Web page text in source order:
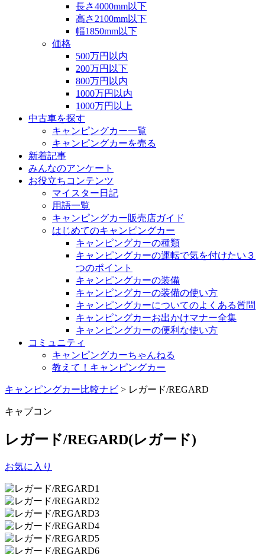
長さ4000mm以下
高さ2100mm以下
幅1850mm以下
価格
500万円以内
200万円以下
800万円以内
1000万円以内
1000万円以上
中古車を探す
キャンピングカー一覧
キャンピングカーを売る
新着記事
みんなのアンケート
お役立ちコンテンツ
マイスター日記
用語一覧
キャンピングカー販売店ガイド
はじめてのキャンピングカー
キャンピングカーの種類
キャンピングカーの運転で気を付けたい３
つのポイント
キャンピングカーの装備
キャンピングカーの装備の使い方
キャンピングカーについてのよくある質問
キャンピングカーお出かけマナー全集
キャンピングカーの便利な使い方
コミュニティ
キャンピングカーちゃんねる
教えて！キャンピングカー
キャンピングカー比較ナビ > レガード/REGARD
キャブコン
レガード/REGARD(レガード)
お気に入り